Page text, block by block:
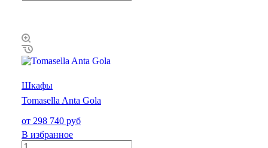
Шкафы
Tomasella Anta Gola
от 298 740 руб
В избранное